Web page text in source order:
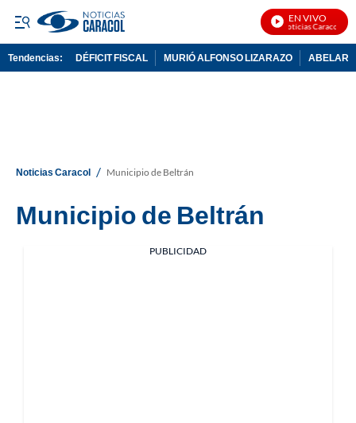
EN VIVO
Noticias Caracol En
Tendencias: DÉFICIT FISCAL MURIÓ ALFONSO LIZARAZO
Noticias Caracol / Municipio de Beltrán
Municipio de Beltrán
PUBLICIDAD